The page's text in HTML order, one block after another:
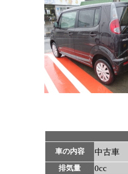
車の内容
中古車
排気量 0cc